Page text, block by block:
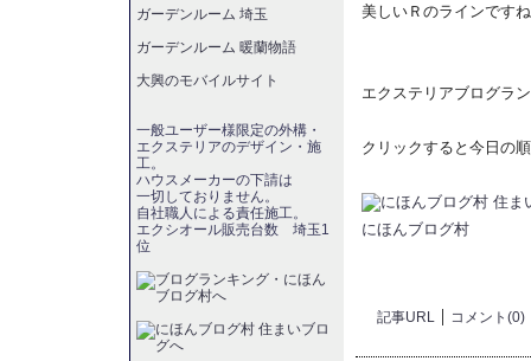
美しいＲのラインですね
エクステリアブログラ
クリックすると今日の
にほんブログ村
記事URL コメント(0)
ガーデンルーム 埼玉
ガーデンルーム 暖蘭物語
大興のモバイルサイト
一般ユーザー様限定の外構・
エクステリアのデザイン・施
工。
ハウスメーカーの下請は
一切しておりません。
自社職人による責任施工。
エクシオール販売台数 埼玉1
位